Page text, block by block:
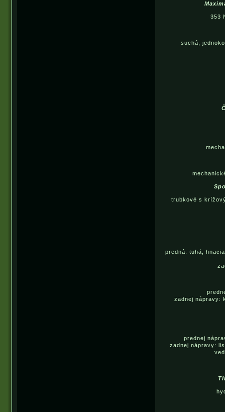
353
suchá,
trubkové s
predná: tuhá,
zadnej nápravy:
prednej
zadnej nápravy: